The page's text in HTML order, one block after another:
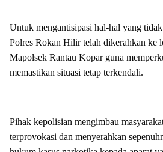
Untuk mengantisipasi hal-hal yang
Polres Rokan Hilir telah dikerahkan ke
Mapolsek Rantau Kopar guna
memastikan situasi tetap terkendali.
Pihak kepolisian mengimbau
terprovokasi dan menyerahkan